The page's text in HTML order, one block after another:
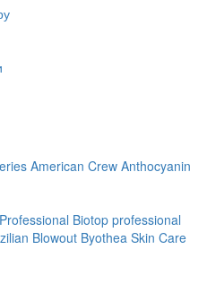
American Crew Anthocyanin
Biotop professional
Blowout Byothea Skin Care